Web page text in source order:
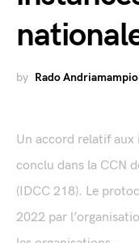
by Rado
Un accord relatif aux
conclu dans la CCN
(IDCC 218). Le
2022 par